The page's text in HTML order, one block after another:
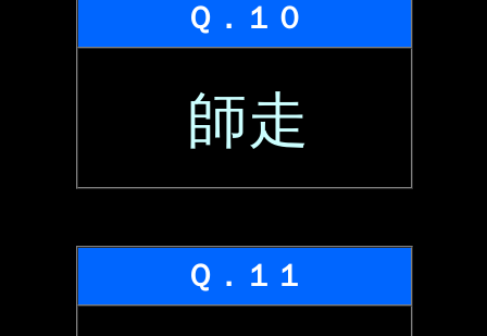
Ｑ．１０
師走
Ｑ．１１